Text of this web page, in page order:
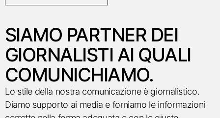
SIAMO PARTNER DEI
GIORNALISTI AI QUALI
COMUNICHIAMO.
Lo stile della nostra comunicazione è giornalistico.
Diamo supporto ai media e forniamo le informazioni